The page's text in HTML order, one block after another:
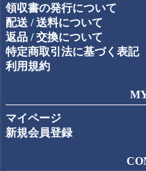
領収書の発行について
配送 / 送料について
返品 / 交換について
特定商取引法に基づく表記
利用規約
マイページ
新規会員登録